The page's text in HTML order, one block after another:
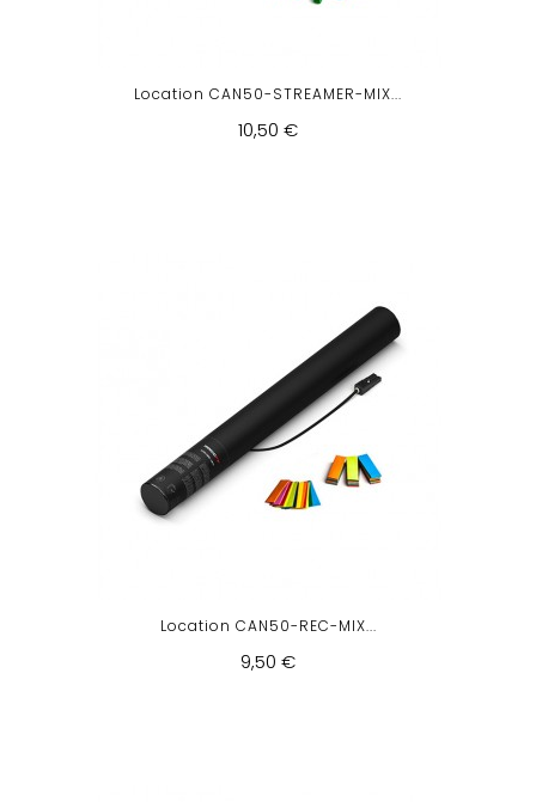
Location CAN50-STREAMER-MIX...
10,50 €
Location CAN50-REC-MIX...
9,50 €